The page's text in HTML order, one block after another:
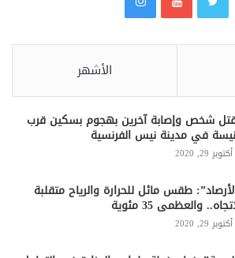
الأشهر
شخص وإصابة آخرين بهجوم بسكين قرب
في مدينة نيس الفرنسية
أكتوبر 29, 2020
طقس مائل للحرارة والرياح متقلبة
والعظمى 35 مئوية
أكتوبر 29, 2020